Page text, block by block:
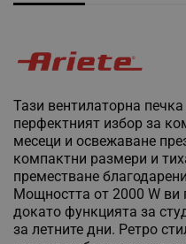
Тази вентилаторна
перфектният избор за
месеци и освежаване
компактни размери и
преместване
Мощността от 2000 W ви
докато функцията за
за летните дни. Ретро